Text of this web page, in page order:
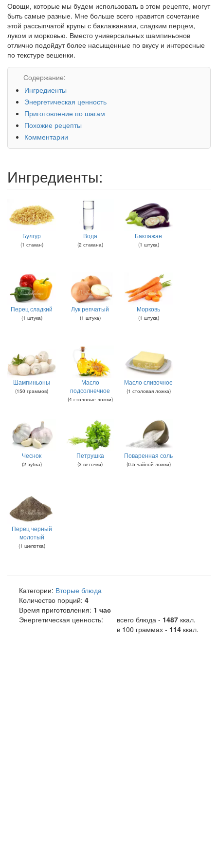
Овощи, которые мы будем использовать в этом рецепте, могут
быть самые разные. Мне больше всего нравится сочетание
этой рассыпчатой крупы с баклажанами, сладким перцем,
луком и морковью. Вместо универсальных шампиньонов
отлично подойдут более насыщенные по вкусу и интересные
по текстуре вешенки.
Содержание:
Ингредиенты
Энергетическая ценность
Приготовление по шагам
Похожие рецепты
Комментарии
Ингредиенты:
Булгур
(1 стакан)
Вода
(2 стакана)
Баклажан
(1 штука)
Перец сладкий
(1 штука)
Лук репчатый
(1 штука)
Морковь
(1 штука)
Шампиньоны
(150 граммов)
Масло
подсолнечное
(4 столовые ложки)
Масло сливочное
(1 столовая ложка)
Чеснок
(2 зубка)
Петрушка
(3 веточки)
Поваренная соль
(0.5 чайной ложки)
Перец черный
молотый
(1 щепотка)
Категории: Вторые блюда
Количество порций: 4
Время приготовления: 1 час
Энергетическая ценность:
всего блюда - 1487 ккал.
в 100 граммах - 114 ккал.